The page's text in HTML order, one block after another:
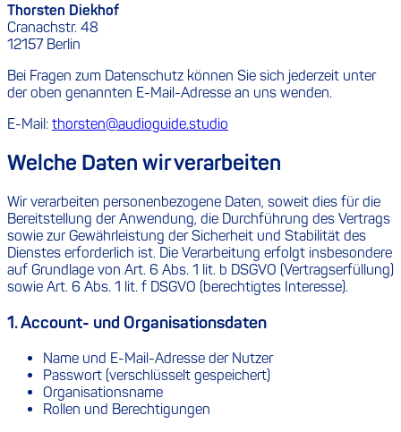
Thorsten Diekhof
Cranachstr. 48
12157 Berlin
Bei Fragen zum Datenschutz können Sie sich jederzeit unter
der oben genannten E-Mail-Adresse an uns wenden.
E-Mail: thorsten@audioguide.studio
Welche Daten wir verarbeiten
Wir verarbeiten personenbezogene Daten, soweit dies für die
Bereitstellung der Anwendung, die Durchführung des Vertrags
sowie zur Gewährleistung der Sicherheit und Stabilität des
Dienstes erforderlich ist. Die Verarbeitung erfolgt insbesondere
auf Grundlage von Art. 6 Abs. 1 lit. b DSGVO (Vertragserfüllung)
sowie Art. 6 Abs. 1 lit. f DSGVO (berechtigtes Interesse).
1. Account- und Organisationsdaten
Name und E-Mail-Adresse der Nutzer
Passwort (verschlüsselt gespeichert)
Organisationsname
Rollen und Berechtigungen